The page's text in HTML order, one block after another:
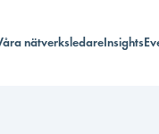
nätverksledareInsights